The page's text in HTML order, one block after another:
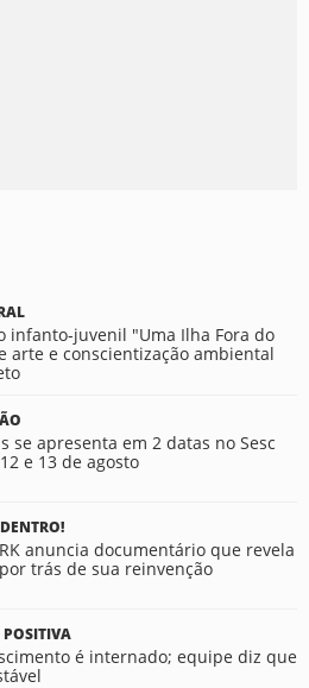
infanto-juvenil "Uma Ilha Fora do
arte e conscientização ambiental
se apresenta em 2 datas no Sesc
e 13 de agosto
anuncia documentário que revela
trás de sua reinvenção
POSITIVA
é internado; equipe diz que